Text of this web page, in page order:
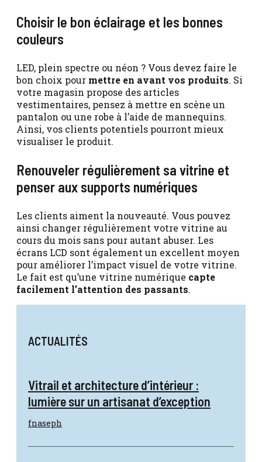
Choisir le bon éclairage et les bonnes
couleurs
LED, plein spectre ou néon ? Vous devez faire le
bon choix pour mettre en avant vos produits. Si
votre magasin propose des articles
vestimentaires, pensez à mettre en scène un
pantalon ou une robe à l’aide de mannequins.
Ainsi, vos clients potentiels pourront mieux
visualiser le produit.
Renouveler régulièrement sa vitrine et
penser aux supports numériques
Les clients aiment la nouveauté. Vous pouvez
ainsi changer régulièrement votre vitrine au
cours du mois sans pour autant abuser. Les
écrans LCD sont également un excellent moyen
pour améliorer l’impact visuel de votre vitrine.
Le fait est qu’une vitrine numérique capte
facilement l’attention des passants.
ACTUALITÉS
Vitrail et architecture d’intérieur :
lumière sur un artisanat d’exception
fnaseph